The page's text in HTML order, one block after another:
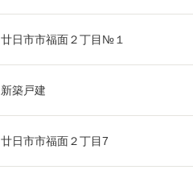
廿日市市福面２丁目№１
新築戸建
廿日市市福面２丁目7